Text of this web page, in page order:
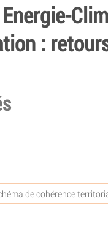
:
de cohérence